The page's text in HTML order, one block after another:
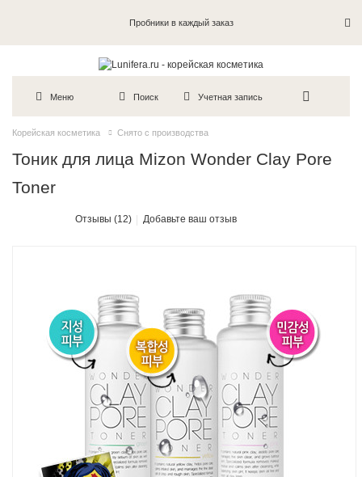
Пробники в каждый заказ
Меню Поиск Учетная запись
Корейская косметика Снято с производства
Тоник для лица Mizon Wonder Clay Pore
Toner
Отзывы (12) Добавьте ваш отзыв